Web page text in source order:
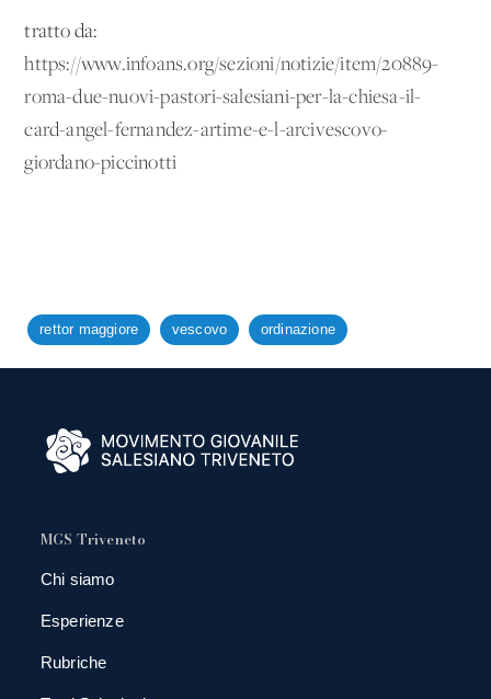
tratto da:
https://www.infoans.org/sezioni/notizie/item/20889-
roma-due-nuovi-pastori-salesiani-per-la-chiesa-il-
card-angel-fernandez-artime-e-l-arcivescovo-
giordano-piccinotti
rettor maggiore vescovo ordinazione
MGS Triveneto
Chi siamo
Esperienze
Rubriche